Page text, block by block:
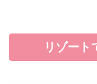
リゾート